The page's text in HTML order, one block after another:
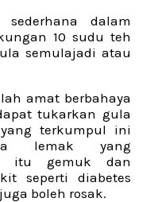
dalam
10 sudu teh
semulajadi atau
amat berbahaya
tukarkan gula
terkumpul ini
lemak yang
itu gemuk dan
seperti diabetes
boleh rosak.